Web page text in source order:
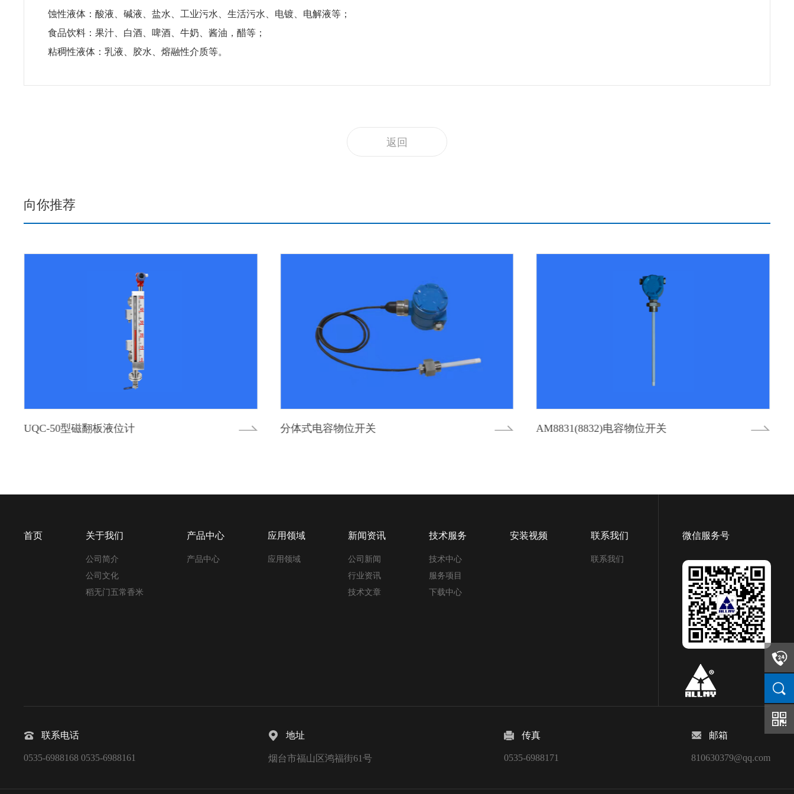
蚀性液体：酸液、碱液、盐水、工业污水、生活污水、电镀、电解液等；
食品饮料：果汁、白酒、啤酒、牛奶、酱油，醋等；
粘稠性液体：乳液、胶水、熔融性介质等。
返回
向你推荐
分体式电容物位开关 AM8831(8832)电容物位开关 AM8833(8834)电容物位开关
首页 关于我们
公司简介
公司文化
稻无门五常香米
产品中心
产品中心
应用领域
应用领域
新闻资讯
公司新闻
行业资讯
技术文章
技术服务
技术中心
服务项目
下载中心
安装视频 联系我们
联系我们
微信服务号
联系电话
0535-6988168 0535-6988161
地址
烟台市福山区鸿福街61号
传真
0535-6988171
邮箱
810630379@qq.com